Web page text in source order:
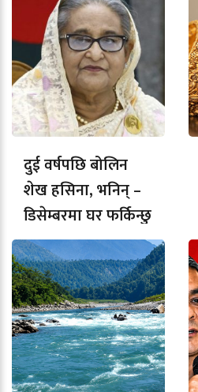
दुई वर्षपछि बोलिन
शेख हसिना, भनिन् –
डिसेम्बरमा घर फर्किन्छु